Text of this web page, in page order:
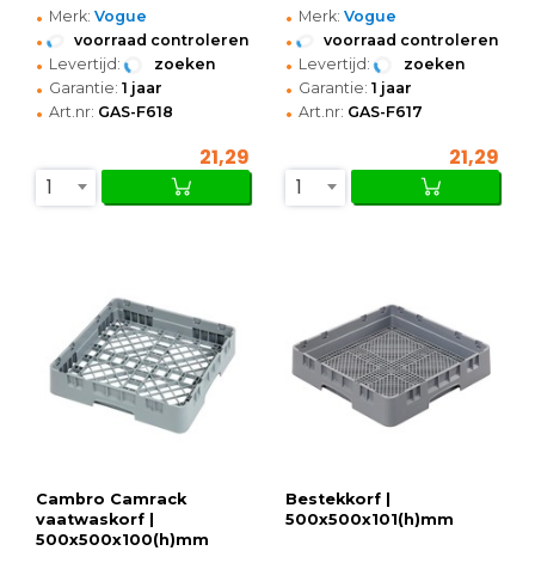
• Merk: Vogue
• voorraad controleren
• Levertijd: zoeken
• Garantie: 1 jaar
• Art.nr: GAS-F618
21,29
1
• Merk: Vogue
• voorraad controleren
• Levertijd: zoeken
• Garantie: 1 jaar
• Art.nr: GAS-F617
21,29
1
Cambro Camrack
vaatwaskorf |
500x500x100(h)mm
Bestekkorf |
500x500x101(h)mm